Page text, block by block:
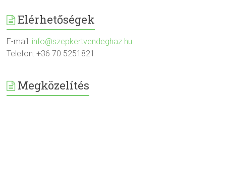
Elérhetőségek
E-mail: info@szepkertvendeghaz.hu
Telefon: +36 70 5251821
Megközelítés